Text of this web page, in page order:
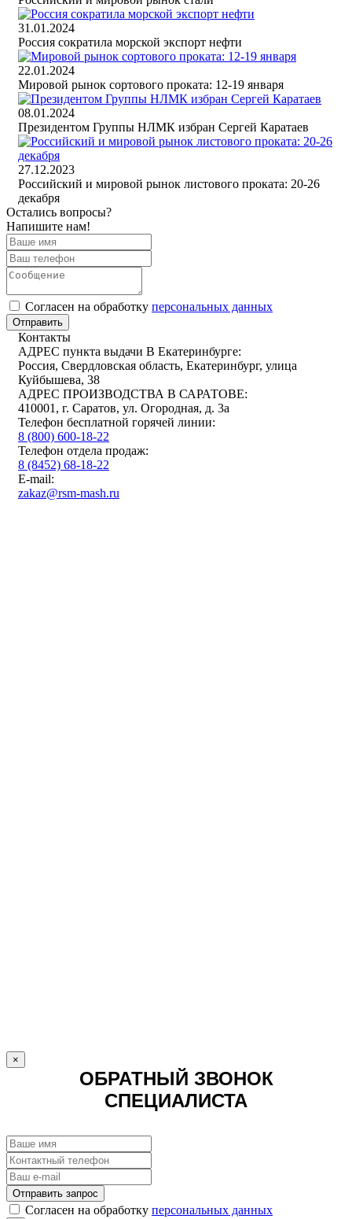
31.01.2024
Россия сократила морской экспорт нефти
22.01.2024
Мировой рынок сортового проката: 12-19 января
08.01.2024
Президентом Группы НЛМК избран Сергей Каратаев
27.12.2023
Российский и мировой рынок листового проката: 20-26
декабря
Остались вопросы?
Напишите нам!
Cогласен на обработку персональных данных
Отправить
Контакты
АДРЕС пункта выдачи В Екатеринбурге:
Россия, Свердловская область, Екатеринбург, улица
Куйбышева, 38
АДРЕС ПРОИЗВОДСТВА В САРАТОВЕ:
410001, г. Саратов, ул. Огородная, д. 3а
Телефон бесплатной горячей линии:
8 (800) 600-18-22
Телефон отдела продаж:
8 (8452) 68-18-22
E-mail:
zakaz@rsm-mash.ru
×
ОБРАТНЫЙ ЗВОНОК
СПЕЦИАЛИСТА
Отправить запрос
Cогласен на обработку персональных данных